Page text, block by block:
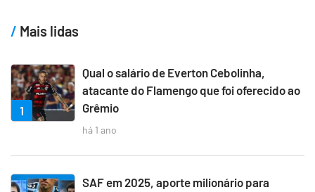
Mais lidas
1
Qual o salário de Everton Cebolinha,
atacante do Flamengo que foi oferecido ao
Grêmio
há 1 ano
SAF em 2025, aporte milionário para